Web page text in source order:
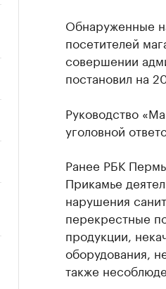
Обнаруженные
посетителей
совершении
постановил на
Руководство
уголовной
Ранее РБК
Прикамье
нарушения
перекрестные
продукции,
оборудования,
также